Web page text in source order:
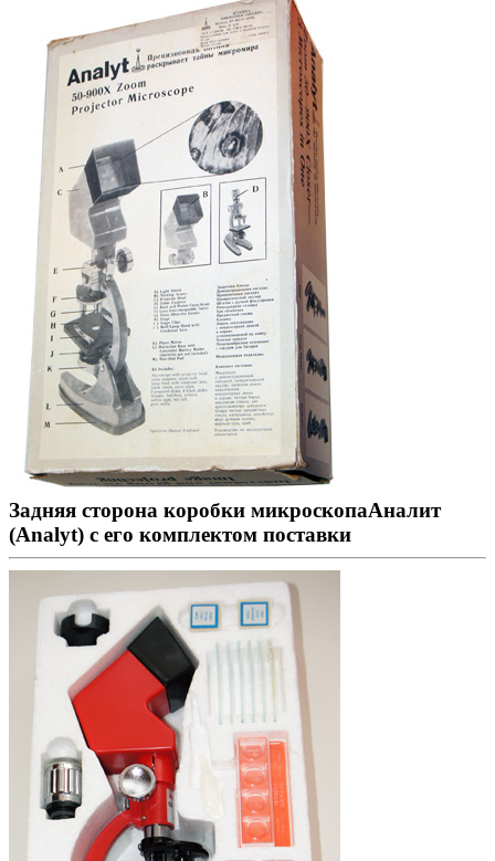
Задняя сторона коробки микроскопаАналит
(Analyt) с его комплектом поставки